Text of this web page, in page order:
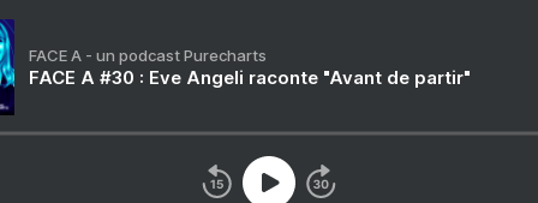
FACE A - un podcast Purecharts
FACE A #30 : Eve Angeli raconte "Avant de partir"